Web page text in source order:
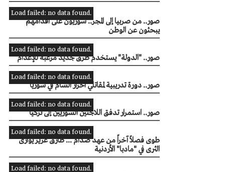
Load failed: no data found.
صور.. من صربيا إلى المجر.. سوريون على أقدامهم
يبحثون عن الوطن
Load failed: no data found.
صور.. "الدولة" يستخدم طرق جديد مرعبة للإعدام
Load failed: no data found.
صور.. دورة تدريبية لمقاتلي احرار الشام في سوريا
Load failed: no data found.
صور.. استمرار تدفق اللاجئين السوريين إلى تركيا
Load failed: no data found.
طوى فصلاً آخراً من عهد صدام ... طارق عزيز يوارى
الثرى في "مادبا" الأردنية
Load failed: no data found.